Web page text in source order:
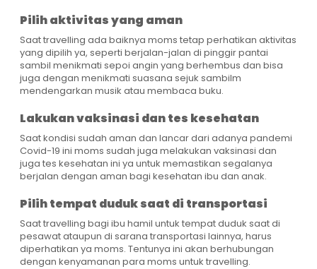
Pilih aktivitas yang aman
Saat travelling ada baiknya moms tetap perhatikan aktivitas
yang dipilih ya, seperti berjalan-jalan di pinggir pantai
sambil menikmati sepoi angin yang berhembus dan bisa
juga dengan menikmati suasana sejuk sambilm
mendengarkan musik atau membaca buku.
Lakukan vaksinasi dan tes kesehatan
Saat kondisi sudah aman dan lancar dari adanya pandemi
Covid-19 ini moms sudah juga melakukan vaksinasi dan
juga tes kesehatan ini ya untuk memastikan segalanya
berjalan dengan aman bagi kesehatan ibu dan anak.
Pilih tempat duduk saat di transportasi
Saat travelling bagi ibu hamil untuk tempat duduk saat di
pesawat ataupun di sarana transportasi lainnya, harus
diperhatikan ya moms. Tentunya ini akan berhubungan
dengan kenyamanan para moms untuk travelling.